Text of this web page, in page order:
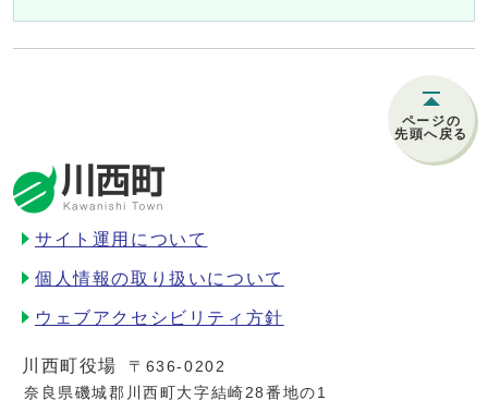
ページの
先頭へ戻る
サイト運用について
個人情報の取り扱いについて
ウェブアクセシビリティ方針
川西町役場
〒636-0202
奈良県磯城郡川西町大字結崎28番地の1